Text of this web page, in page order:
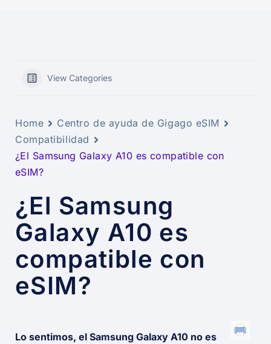
View Categories
Home
Centro de ayuda de Gigago eSIM
Compatibilidad
¿El Samsung Galaxy A10 es compatible con
eSIM?
¿El Samsung
Galaxy A10 es
compatible con
eSIM?
Lo sentimos, el Samsung Galaxy A10 no es